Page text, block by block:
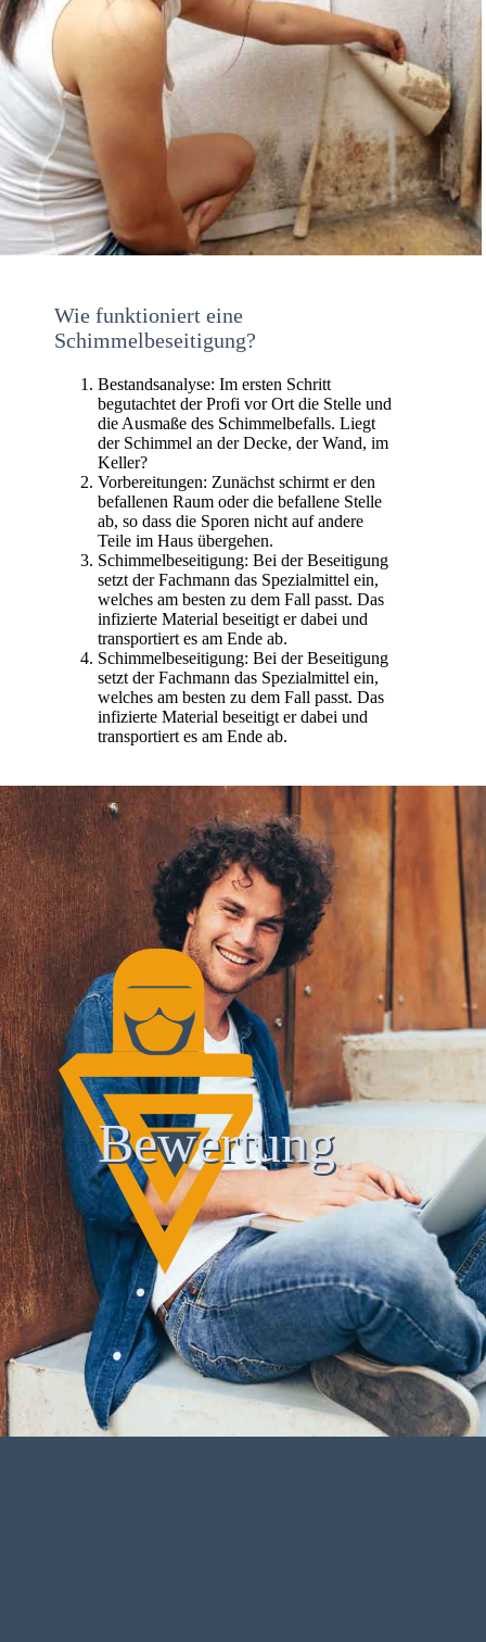
Wie funktioniert eine
Schimmelbeseitigung?
Bestandsanalyse: Im ersten Schritt
begutachtet der Profi vor Ort die Stelle und
die Ausmaße des Schimmelbefalls. Liegt
der Schimmel an der Decke, der Wand, im
Keller?
Vorbereitungen: Zunächst schirmt er den
befallenen Raum oder die befallene Stelle
ab, so dass die Sporen nicht auf andere
Teile im Haus übergehen.
Schimmelbeseitigung: Bei der Beseitigung
setzt der Fachmann das Spezialmittel ein,
welches am besten zu dem Fall passt. Das
infizierte Material beseitigt er dabei und
transportiert es am Ende ab.
Schimmelbeseitigung: Bei der Beseitigung
setzt der Fachmann das Spezialmittel ein,
welches am besten zu dem Fall passt. Das
infizierte Material beseitigt er dabei und
transportiert es am Ende ab.
Bewertung